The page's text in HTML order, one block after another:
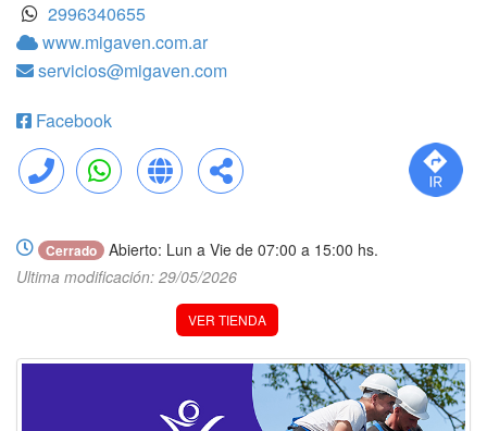
2996340655
www.migaven.com.ar
servicios@migaven.com
Facebook
Llamar WhatsApp Web Compartir
Cerrado
Abierto: Lun a Vie de 07:00 a 15:00 hs.
Ultima modificación: 29/05/2026
VER TIENDA